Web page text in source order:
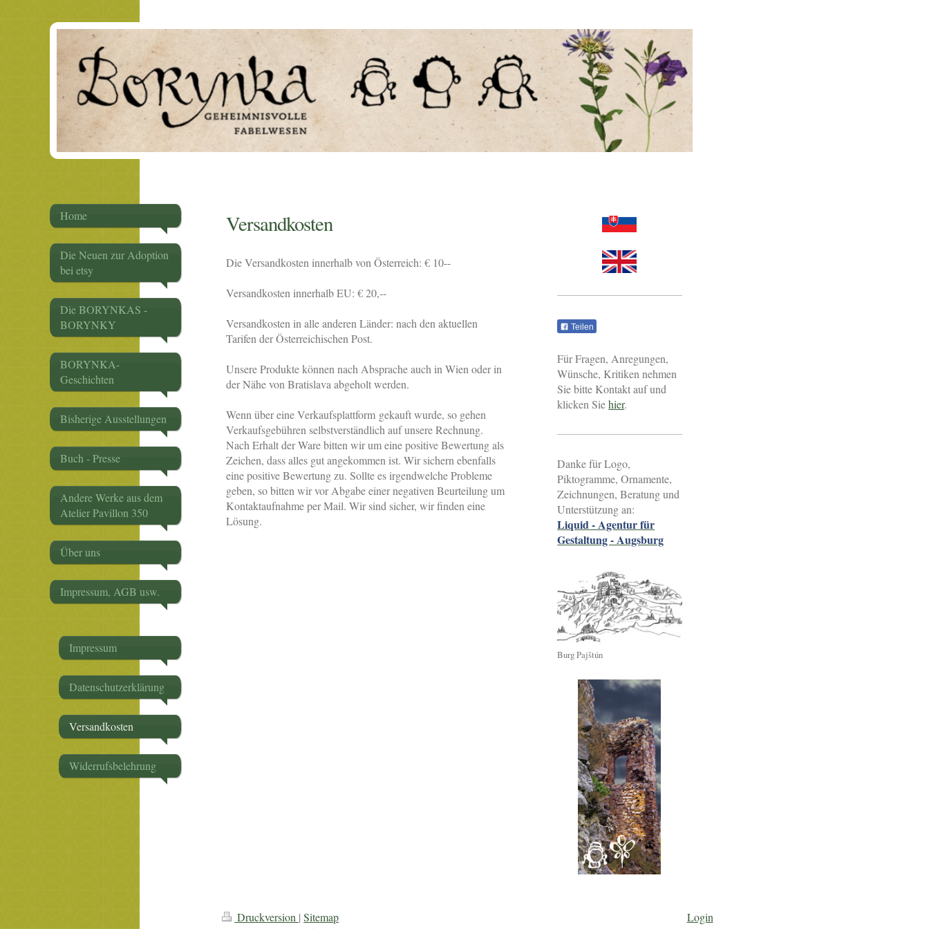
Home
Die Neuen zur Adoption
bei etsy
Die BORYNKAS -
BORYNKY
BORYNKA-
Geschichten
Bisherige Ausstellungen
Buch - Presse
Andere Werke aus dem
Atelier Pavillon 350
Über uns
Impressum, AGB usw.
Impressum
Datenschutzerklärung
Versandkosten
Widerrufsbelehrung
Versandkosten
Die Versandkosten innerhalb von Österreich: € 10--
Versandkosten innerhalb EU: € 20,--
Versandkosten in alle anderen Länder: nach den aktuellen
Tarifen der Österreichischen Post.
Unsere Produkte können nach Absprache auch in Wien oder in
der Nähe von Bratislava abgeholt werden.
Wenn über eine Verkaufsplattform gekauft wurde, so gehen
Verkaufsgebühren selbstverständlich auf unsere Rechnung.
Nach Erhalt der Ware bitten wir um eine positive Bewertung als
Zeichen, dass alles gut angekommen ist. Wir sichern ebenfalls
eine positive Bewertung zu. Sollte es irgendwelche Probleme
geben, so bitten wir vor Abgabe einer negativen Beurteilung um
Kontaktaufnahme per Mail. Wir sind sicher, wir finden eine
Lösung.
Teilen
Für Fragen, Anregungen,
Wünsche, Kritiken nehmen
Sie bitte Kontakt auf und
klicken Siehier.
Danke für Logo,
Piktogramme, Ornamente,
Zeichnungen, Beratung und
Unterstützung an:
Liquid - Agentur für
Gestaltung - Augsburg
Burg Pajštún
Druckversion | Sitemap
Login